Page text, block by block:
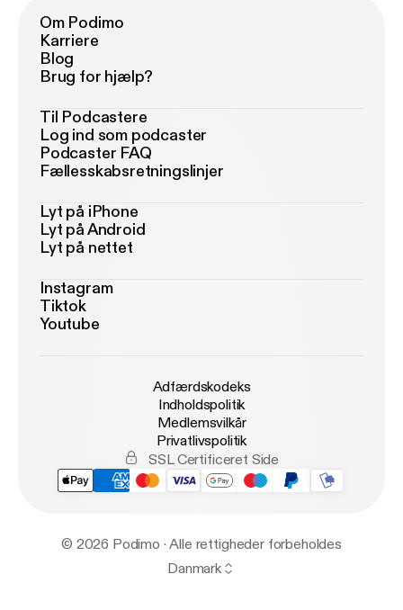
Om Podimo
Karriere
Blog
Brug for hjælp?
Til Podcastere
Log ind som podcaster
Podcaster FAQ
Fællesskabsretningslinjer
Lyt på iPhone
Lyt på Android
Lyt på nettet
Instagram
Tiktok
Youtube
Adfærdskodeks
Indholdspolitik
Medlemsvilkår
Privatlivspolitik
SSL Certificeret Side
© 2026 Podimo · Alle rettigheder forbeholdes
Danmark